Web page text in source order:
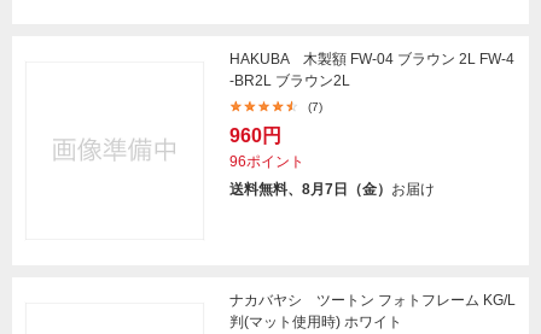
HAKUBA 木製額 FW-04 ブラウン 2L FW-4
-BR2L ブラウン2L
(7)
960円
96ポイント
送料無料、8月7日（金） お届け
ナカバヤシ ツートン フォトフレーム KG/L
判(マット使用時) ホワイト